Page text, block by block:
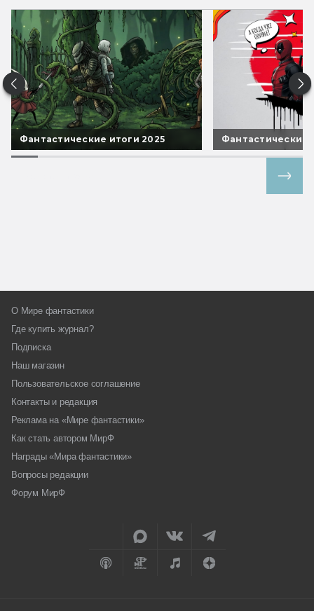
Фантастические итоги 2025 Фантастические
О Мире фантастики
Где купить журнал?
Подписка
Наш магазин
Пользовательское соглашение
Контакты и редакция
Реклама на «Мире фантастики»
Как стать автором МирФ
Награды «Мира фантастики»
Вопросы редакции
Форум МирФ